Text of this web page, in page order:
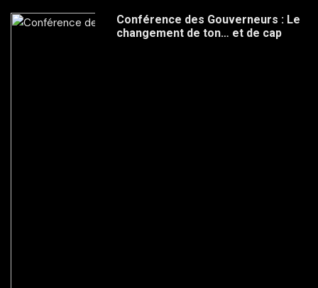
Conférence des Gouverneurs : Le
changement de ton… et de cap